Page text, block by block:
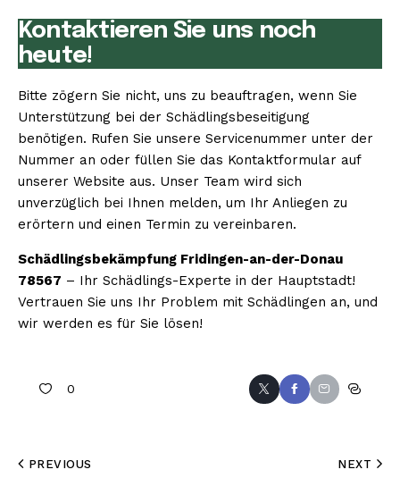
Kontaktieren Sie uns noch
heute!
Bitte zögern Sie nicht, uns zu beauftragen, wenn Sie
Unterstützung bei der Schädlingsbeseitigung
benötigen. Rufen Sie unsere Servicenummer unter der
Nummer an oder füllen Sie das Kontaktformular auf
unserer Website aus. Unser Team wird sich
unverzüglich bei Ihnen melden, um Ihr Anliegen zu
erörtern und einen Termin zu vereinbaren.
Schädlingsbekämpfung Fridingen-an-der-Donau
78567 – Ihr Schädlings-Experte in der Hauptstadt!
Vertrauen Sie uns Ihr Problem mit Schädlingen an, und
wir werden es für Sie lösen!
0
PREVIOUS NEXT